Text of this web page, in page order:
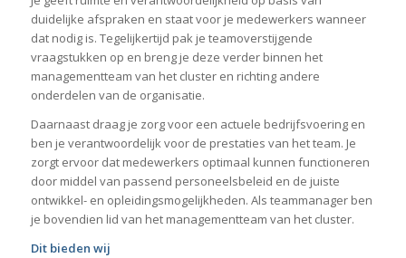
duidelijke afspraken en staat voor je medewerkers wanneer
dat nodig is. Tegelijkertijd pak je teamoverstijgende
vraagstukken op en breng je deze verder binnen het
managementteam van het cluster en richting andere
onderdelen van de organisatie.
Daarnaast draag je zorg voor een actuele bedrijfsvoering en
ben je verantwoordelijk voor de prestaties van het team. Je
zorgt ervoor dat medewerkers optimaal kunnen functioneren
door middel van passend personeelsbeleid en de juiste
ontwikkel- en opleidingsmogelijkheden. Als teammanager ben
je bovendien lid van het managementteam van het cluster.
Dit bieden wij